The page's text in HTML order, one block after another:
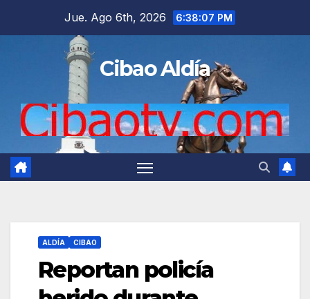
Jue. Ago 6th, 2026 6:38:08 PM
Cibao Aldía
ALDÍA CIBAO
Reportan policía